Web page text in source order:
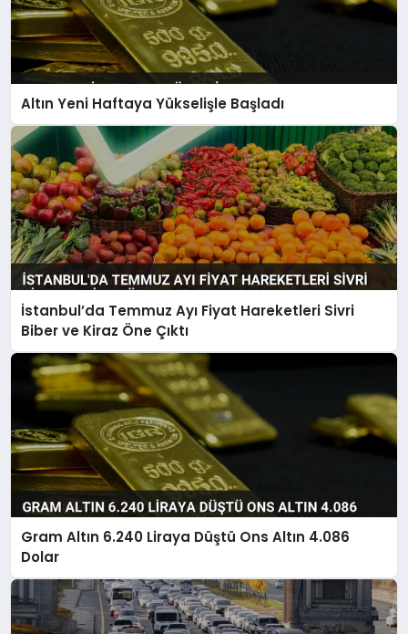
Altın Yeni Haftaya Yükselişle Başladı
İstanbul’da Temmuz Ayı Fiyat Hareketleri Sivri
Biber ve Kiraz Öne Çıktı
Gram Altın 6.240 Liraya Düştü Ons Altın 4.086
Dolar